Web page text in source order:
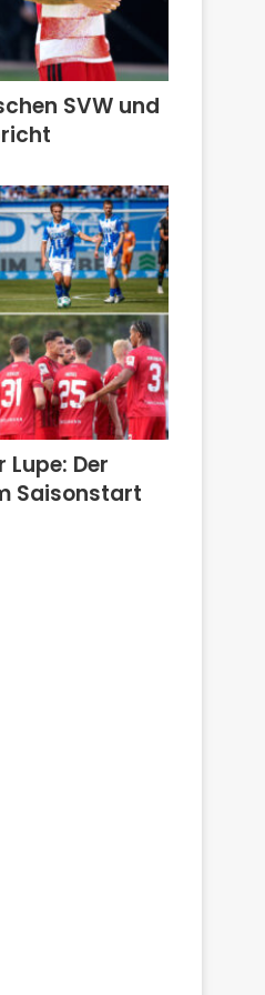
SVW und
Der
Saisonstart